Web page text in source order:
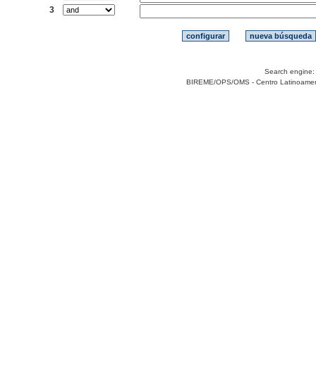
3
Search engine:
BIREME/OPS/OMS - Centro